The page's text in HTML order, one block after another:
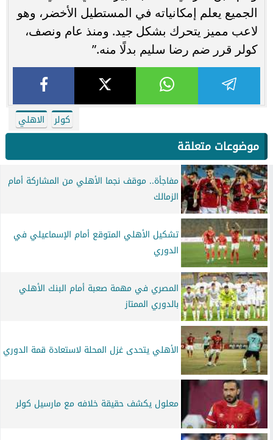
الجميع يعلم إمكانياته في المستطيل الأخضر، وهو
لاعب مميز يتحرك بشكل جيد. ومنذ عام ونصف،
كولر قرر ضم رضا سليم بدلًا منه.”
كولر الاهلي
موضوعات متعلقة
مفاجأة.. موقف نجما الأهلي من المشاركة أمام
الزمالك
تشكيل الأهلي المتوقع أمام الإسماعيلي في
الدوري
المصري في مهمة صعبة أمام البنك الأهلي
بالدوري الممتاز
الأهلي يتحدى غزل المحلة لاستعادة قمة الدوري
معلول يكشف حقيقة خلافه مع مارسيل كولر